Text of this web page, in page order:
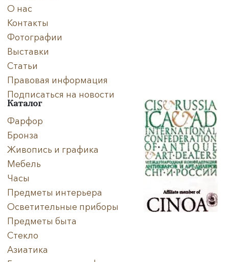
О нас
Контакты
Фотографии
Выставки
Статьи
Правовая информация
Подписаться на новости
Каталог
Фарфор
Бронза
Живопись и графика
Мебель
Часы
Предметы интерьера
Осветительные приборы
Предметы быта
Стекло
Азиатика